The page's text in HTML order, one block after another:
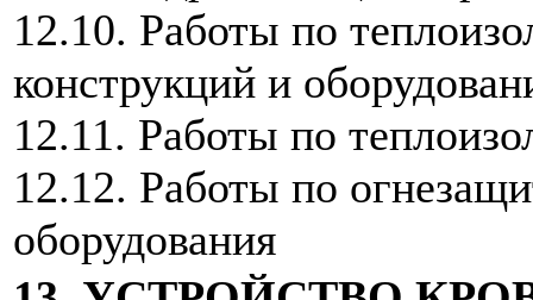
12.10. Работы по
конструкций и
12.11. Работы по
12.12. Работы по
оборудования